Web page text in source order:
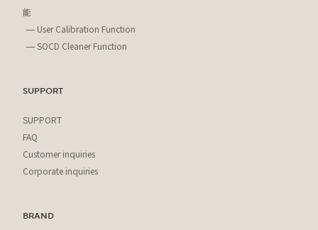
能
User Calibration Function
SOCD Cleaner Function
SUPPORT
SUPPORT
FAQ
Customer inquiries
Corporate inquiries
BRAND